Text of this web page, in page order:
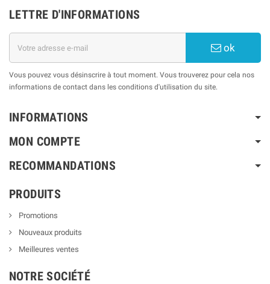
LETTRE D'INFORMATIONS
ok
Vous pouvez vous désinscrire à tout moment. Vous trouverez pour cela nos
informations de contact dans les conditions d'utilisation du site.
INFORMATIONS
MON COMPTE
RECOMMANDATIONS
PRODUITS
Promotions
Nouveaux produits
Meilleures ventes
NOTRE SOCIÉTÉ